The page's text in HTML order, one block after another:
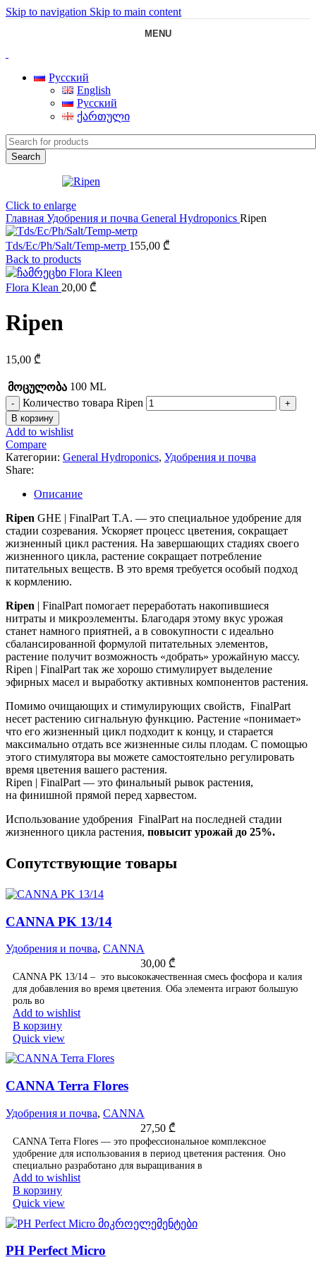
Skip to navigation Skip to main content
MENU
Русский
English
Русский
ქართული
Search
Click to enlarge
Главная Удобрения и почва General Hydroponics Ripen
Tds/Ec/Ph/Salt/Temp-метр 155,00 ₾
Back to products
Flora Klean 20,00 ₾
Ripen
15,00 ₾
მოცულობა 100 ML
Количество товара Ripen
В корзину
Add to wishlist
Compare
Категории: General Hydroponics, Удобрения и почва
Share:
Описание
Ripen GHE | FinalPart T.A. — это специальное удобрение для
стадии созревания. Ускоряет процесс цветения, сокращает
жизненный цикл растения. На завершающих стадиях своего
жизненного цикла, растение сокращает потребление
питательных веществ. В это время требуется особый подход
к кормлению.
Ripen | FinalPart помогает переработать накопившиеся
нитраты и микроэлементы. Благодаря этому вкус урожая
станет намного приятней, а в совокупности с идеально
сбалансированной формулой питательных элементов,
растение получит возможность «добрать» урожайную массу.
Ripen | FinalPart так же хорошо стимулирует выделение
эфирных масел и выработку активных компонентов растения.
Помимо очищающих и стимулирующих свойств, FinalPart
несет растению сигнальную функцию. Растение «понимает»
что его жизненный цикл подходит к концу, и старается
максимально отдать все жизненные силы плодам. С помощью
этого стимулятора вы можете самостоятельно регулировать
время цветения вашего растения.
Ripen | FinalPart — это финальный рывок растения,
на финишной прямой перед харвестом.
Использование удобрения FinalPart на последней стадии
жизненного цикла растения, повысит урожай до 25%.
Cопутствующие товары
CANNA PK 13/14
Удобрения и почва, CANNA
30,00 ₾
CANNA PK 13/14 – это высококачественная смесь фосфора и калия
для добавления во время цветения. Оба элемента играют большую
роль во
Add to wishlist
В корзину
Quick view
CANNA Terra Flores
Удобрения и почва, CANNA
27,50 ₾
CANNA Terra Flores — это профессиональное комплексное
удобрение для использования в период цветения растения. Оно
специально разработано для выращивания в
Add to wishlist
В корзину
Quick view
PH Perfect Micro